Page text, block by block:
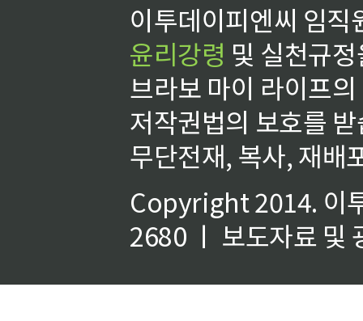
이투데이피엔씨 임
윤리강령 및 실천규
브라보 마이 라이프
저작권법의 보호를
무단전재, 복사, 재배
Copyright 2014. 이
2680 ㅣ 보도자료